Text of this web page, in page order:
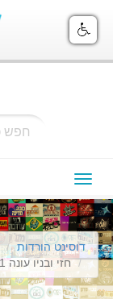
תפריט
ניווט
דוסינט הורדות
חזי ובניו עונה 1 פרק 14 להורדה ולצפיה ישירה